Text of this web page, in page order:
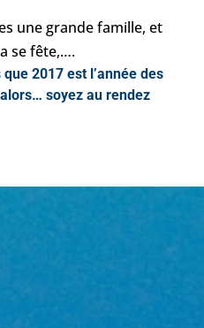
une grande famille, et
se fête,….
2017 est l’année des
soyez au rendez